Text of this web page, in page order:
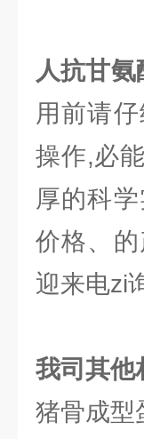
人抗甘
用前请
操作,必
厚的科
价格、
迎来电zi
我司其他
猪骨成型